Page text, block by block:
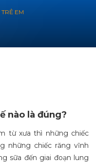
EM
nào là đúng?
từ xưa thì những chiếc
những chiếc răng vĩnh
sữa đến giai đoạn lung